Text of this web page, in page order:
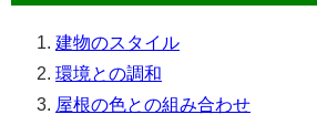
建物のスタイル
環境との調和
屋根の色との組み合わせ